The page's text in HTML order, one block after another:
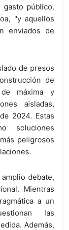
público.
"y aquellos
enviados de
de presos
de
máxima y
aisladas,
2024. Estas
soluciones
peligrosos
debate,
Mientras
a un
las
Además,